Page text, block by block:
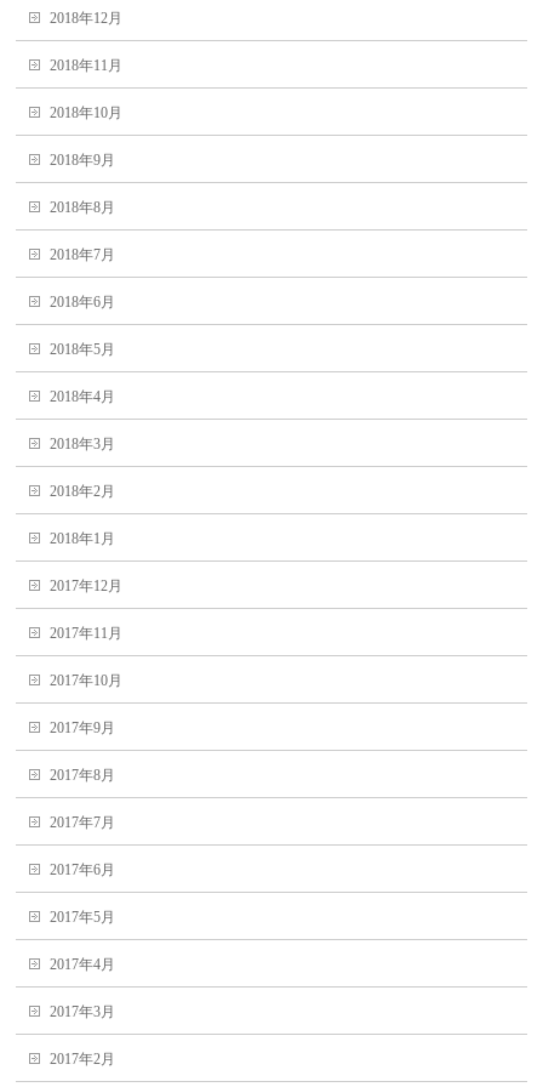
2018年12月
2018年11月
2018年10月
2018年9月
2018年8月
2018年7月
2018年6月
2018年5月
2018年4月
2018年3月
2018年2月
2018年1月
2017年12月
2017年11月
2017年10月
2017年9月
2017年8月
2017年7月
2017年6月
2017年5月
2017年4月
2017年3月
2017年2月